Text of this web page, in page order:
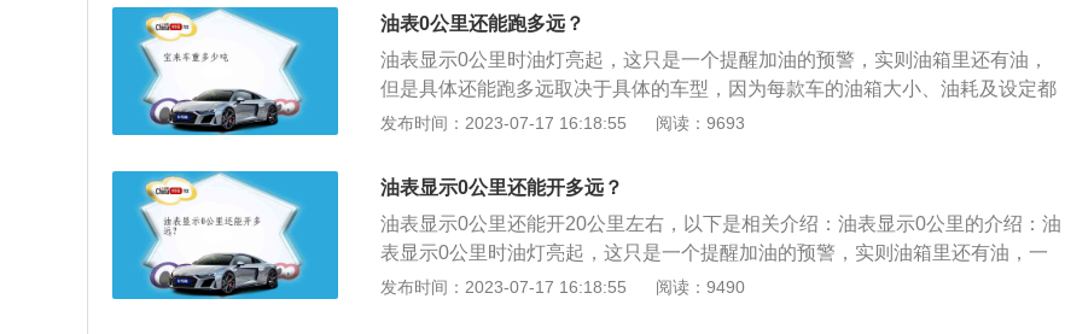
不超过3.5t的M2类和N1类的压缩天然气汽车；最大设计总质量不超过3.5t的M1
类、N1类车辆；最大设计总质量超过3.5t的M2类、M3类和N2类、N3类的压缩天
然气汽车；M2类、M3类和最大总质量大于或等于2t的N类车辆。
油表0公里还能跑多远？
油表显示0公里时油灯亮起，这只是一个提醒加油的预警，实则油箱里还有油，
但是具体还能跑多远取决于具体的车型，因为每款车的油箱大小、油耗及设定都
不同。有关介绍如下： 如何节油： 驾驶员的驾驶技术、路况、天气都关乎油耗，
到最大程度节油。国家高速公路的规定是平均57公里一个服务区，车辆在高速上
行驶可以很大程度省油，基本上能坚持到下一个加油站。 油箱越大剩余油量越
多： 一般情况下油表指示灯点亮时，普通的家用小轿车至少还剩5升燃油，具体
的剩余燃油量可以在车辆的使用说明书上找到。
发布时间：2023-07-17 16:18:55 阅读：9693
油表显示0公里还能开多远？
油表显示0公里还能开20公里左右，以下是相关介绍：油表显示0公里的介绍：油
表显示0公里时油灯亮起，这只是一个提醒加油的预警，实则油箱里还有油，一
般的家用车最少可以再跑个20公里左右。但是具体还能跑多远还是取决于具体的
发布时间：2023-07-17 16:18:55 阅读：9490